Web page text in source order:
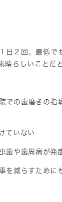
日２回、最低で
晴らしいことだ
での歯磨きの指
ていない
歯や歯周病が発
を減らすために